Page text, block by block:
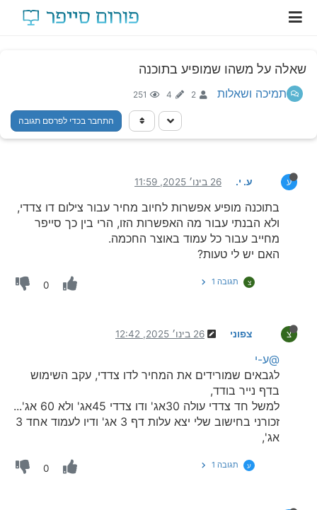
שאלה על משהו שמופיע בתוכנה
תמיכה ושאלות 2
4
251
התחבר בכדי לפרסם תגובה
ע ע. י. 26 בינו׳ 2025, 11:59
בתוכנה מופיע אפשרות לחיוב מחיר עבור צילום דו צדדי,
ולא הבנתי עבור מה האפשרות הזו, הרי בין כך סייפר
מחייב עבור כל עמוד באוצר החכמה.
האם יש לי טעות?
צ תגובה 1 0
צ צפוני 26 בינו׳ 2025, 12:42
@ע-י
לגבאים שמורידים את המחיר לדו צדדי, עקב השימוש
בדף נייר בודד,
למשל חד צדדי עולה 30אג' ודו צדדי 45אג' ולא 60 אג'...
זכורני בחישוב שלי יצא עלות דף 3 אג' ודיו לעמוד אחד 3
אג',
ע תגובה 1 0